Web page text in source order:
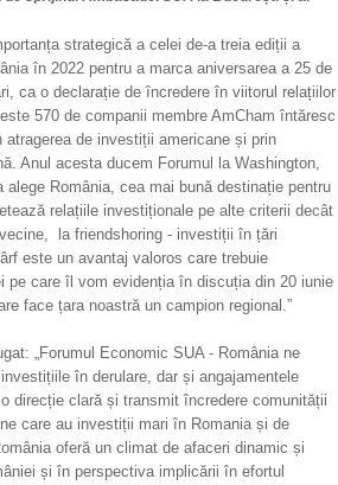
strategică a celei de-a treia ediții a
în 2022 pentru a marca aniversarea a 25 de
ca o declarație de încredere în viitorul relațiilor
570 de companii membre AmCham întăresc
de investiții americane și prin
Anul acesta ducem Forumul la Washington,
România, cea mai bună destinație pentru
relațiile investiționale pe alte criterii decât
la friendshoring - investiții în țări
este un avantaj valoros care trebuie
pe care îl vom evidenția în discuția din 20 iunie
face țara noastră un campion regional.”
„Forumul Economic SUA - România ne
în derulare, dar și angajamentele
direcție clară și transmit încredere comunității
care au investiții mari în Romania și de
oferă un climat de afaceri dinamic și
și în perspectiva implicării în efortul